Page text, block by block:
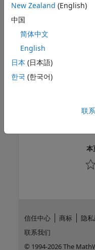
指定 mock 方
版本历史记录
在 R2017a 中推出
另请参阅
本
New Zealand (English)
中国
简体中文
English
日本 (日本語)
한국 (한국어)
联
信任中心 商标 隐
联系我们
© 1994-2026 The